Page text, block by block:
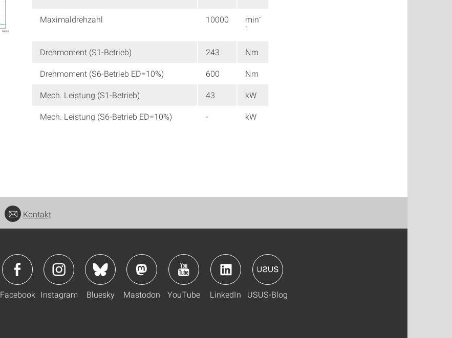
Maximaldrehzahl 10000 min-
1
Drehmoment (S1-Betrieb) 243
Nm
Drehmoment (S6-Betrieb ED=10%)
600
Nm
Mech. Leistung (S1-Betrieb)
43
kW
Mech. Leistung (S6-Betrieb ED=10%)
- kW
Kontakt
Facebook Instagram Bluesky Mastodon YouTube LinkedIn USUS-Blog